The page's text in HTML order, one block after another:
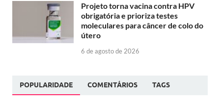
Projeto torna vacina contra HPV
obrigatória e prioriza testes
moleculares para câncer de colo do
útero
6 de agosto de 2026
POPULARIDADE COMENTÁRIOS TAGS